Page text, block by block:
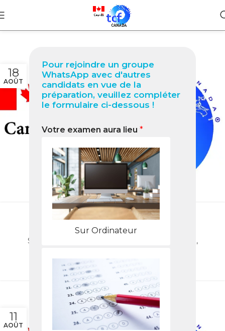
Pour rejoindre un groupe
WhatsApp avec d'autres
candidats en vue de la
préparation, veuillez compléter
le formulaire ci-dessous !
Votre examen aura lieu *
Sur Ordinateur
18
AOÛT
EXPRESSION ÉCRITE,TÂCHE 3
La tâche 3 sujet 3 Août 2022
said1
Sujet 3 : Les fastes Food sont négatifs à la santé,
LIRE LA SUITE
11
AOÛT